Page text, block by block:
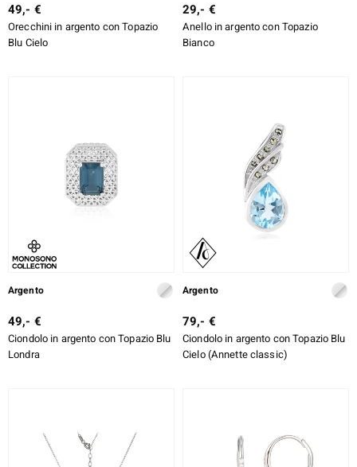
49,- €
Orecchini in argento con Topazio
Blu Cielo
29,- €
Anello in argento con Topazio
Bianco
Argento
49,- €
Ciondolo in argento con Topazio Blu
Londra
Argento
79,- €
Ciondolo in argento con Topazio Blu
Cielo (Annette classic)